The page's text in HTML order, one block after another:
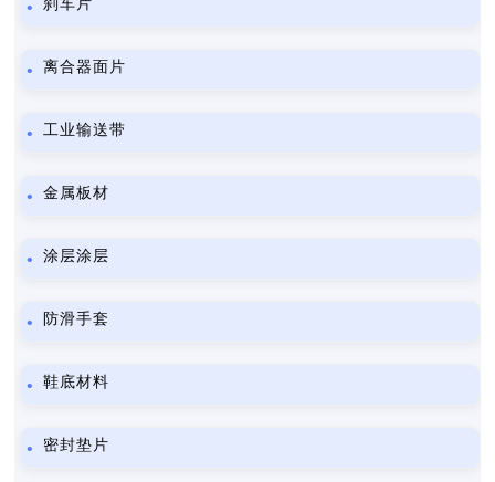
刹车片
离合器面片
工业输送带
金属板材
涂层涂层
防滑手套
鞋底材料
密封垫片